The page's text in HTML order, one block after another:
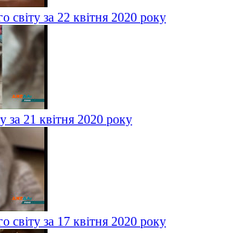
світу за 22 квітня 2020 року
за 21 квітня 2020 року
світу за 17 квітня 2020 року